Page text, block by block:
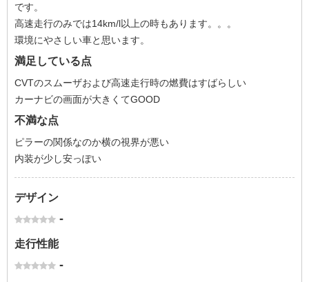
です。
高速走行のみでは14km/l以上の時もあります。。。
環境にやさしい車と思います。
満足している点
CVTのスムーザおよび高速走行時の燃費はすばらしい
カーナビの画面が大きくてGOOD
不満な点
ピラーの関係なのか横の視界が悪い
内装が少し安っぽい
デザイン
-
走行性能
-